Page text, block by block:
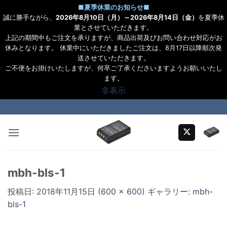
■夏季休業のお知らせ■
誠に勝手ながら、 2026年8月10日（月）～2026年8月14日（金） を夏季休
業とさせていただきます。
上記の期間中もご注文を承りますが、商品出荷及びお問い合わせ対応がお
休みとなります。 休業中にいただきましたご注文は、8月17日以降順次発
送させていただきます。
ご不便をお掛けいたしますが、何卒ご了承くださいますようお願いいたし
ます。
非表示
to
content
mbh-bls-1
投稿日: 2018年11月15日 (600 × 600) ギャラリー: mbh-
bls-1